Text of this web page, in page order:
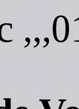
,,,